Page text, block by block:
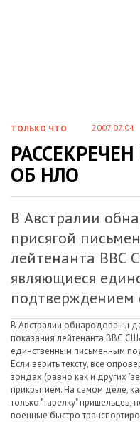
ТОЛЬКО ЧТО 2007.07.04
ОБ НЛО
В Австралии
присягой
лейтенанта ВВС
являющиеся
подтверждением
В Австралии обнародованы
показания лейтенанта ВВС
единственным письменным
Если верить тексту, все
зондах (равно как и других
прикрытием. На самом деле,
только "тарелку" пришельцев,
военные быстро